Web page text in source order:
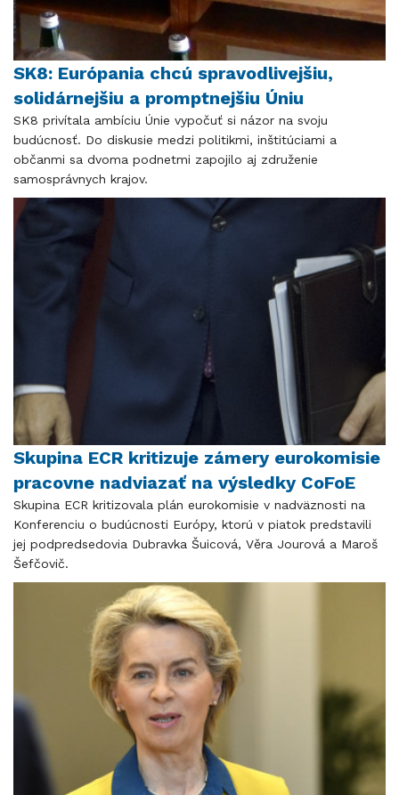
SK8: Európania chcú spravodlivejšiu,
solidárnejšiu a promptnejšiu Úniu
SK8 privítala ambíciu Únie vypočuť si názor na svoju
budúcnosť. Do diskusie medzi politikmi, inštitúciami a
občanmi sa dvoma podnetmi zapojilo aj združenie
samosprávnych krajov.
Skupina ECR kritizuje zámery eurokomisie
pracovne nadviazať na výsledky CoFoE
Skupina ECR kritizovala plán eurokomisie v nadväznosti na
Konferenciu o budúcnosti Európy, ktorú v piatok predstavili
jej podpredsedovia Dubravka Šuicová, Věra Jourová a Maroš
Šefčovič.